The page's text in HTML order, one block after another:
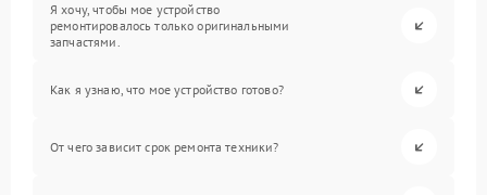
Я хочу, чтобы мое устройство
ремонтировалось только оригинальными
запчастями.
Как я узнаю, что мое устройство готово?
От чего зависит срок ремонта техники?